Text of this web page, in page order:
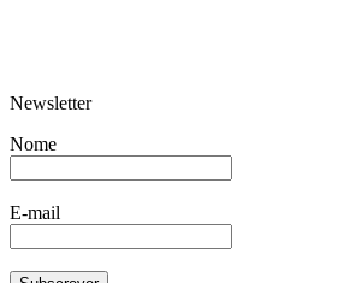
Newsletter
Nome
E-mail